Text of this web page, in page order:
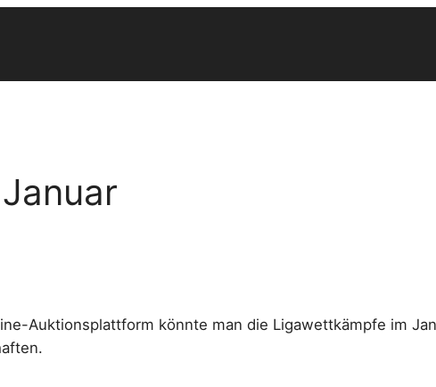
Auktionsplattform könnte man die Ligawettkämpfe im